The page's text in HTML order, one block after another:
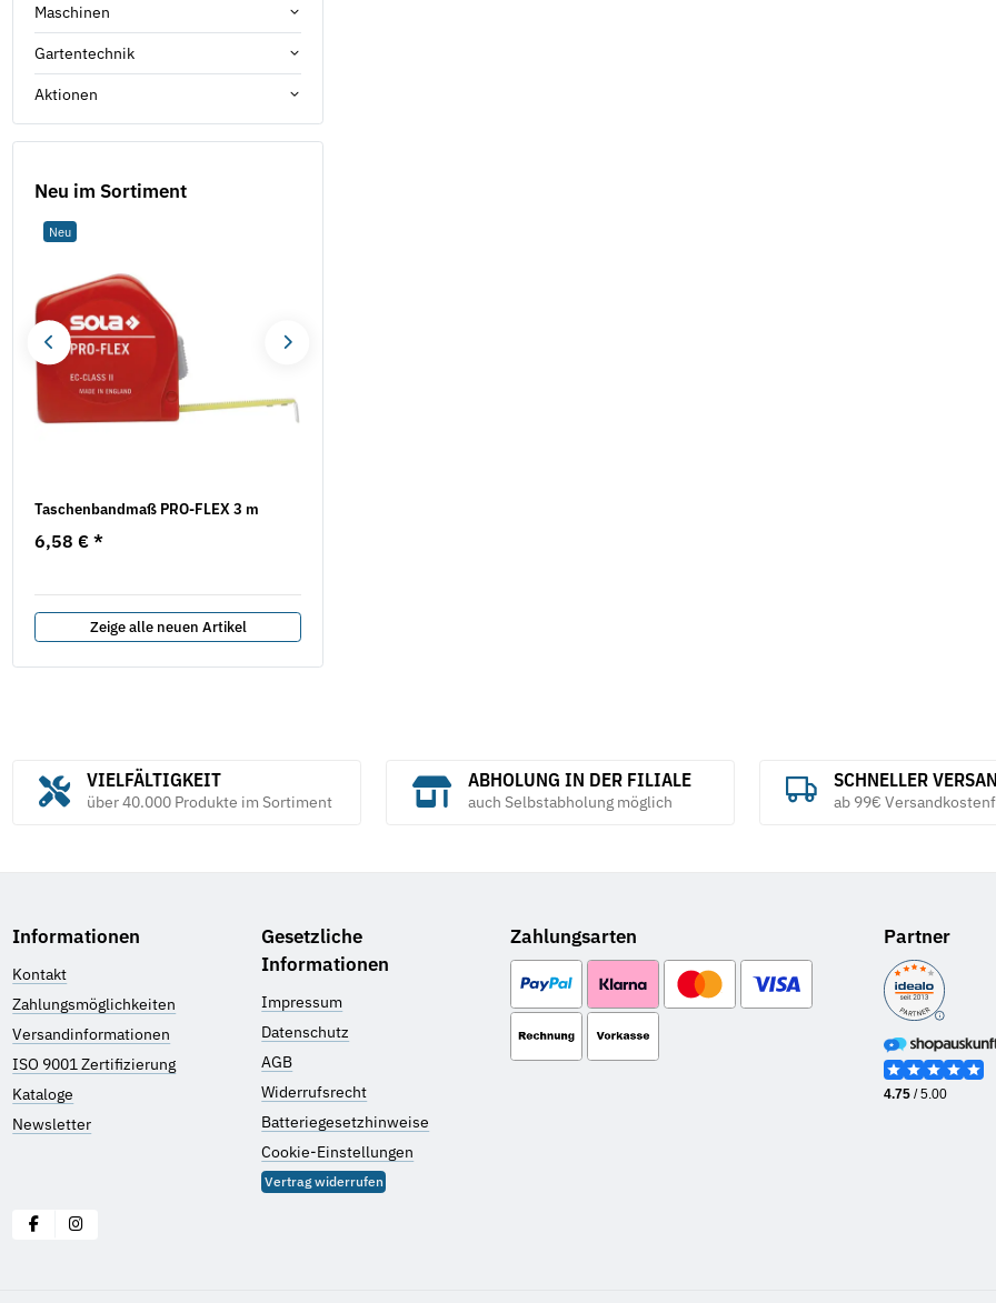
Maschinen
Gartentechnik
Aktionen
Neu im Sortiment
Neu
Taschenbandmaß PRO-FLEX 3 m
6,58 € *
Zeige alle neuen Artikel
VIELFÄLTIGKEIT
über 40.000 Produkte im Sortiment
ABHOLUNG IN DER FILIALE
auch Selbstabholung möglich
SCHNELLER
ab 99€
Informationen
Kontakt
Zahlungsmöglichkeiten
Versandinformationen
ISO 9001 Zertifizierung
Kataloge
Newsletter
Gesetzliche
Informationen
Impressum
Datenschutz
AGB
Widerrufsrecht
Batteriegesetzhinweise
Cookie-Einstellungen
Vertrag widerrufen
Zahlungsarten Partner